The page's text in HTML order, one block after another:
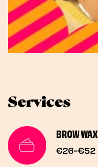
Services
BROW WAX
€26-€52